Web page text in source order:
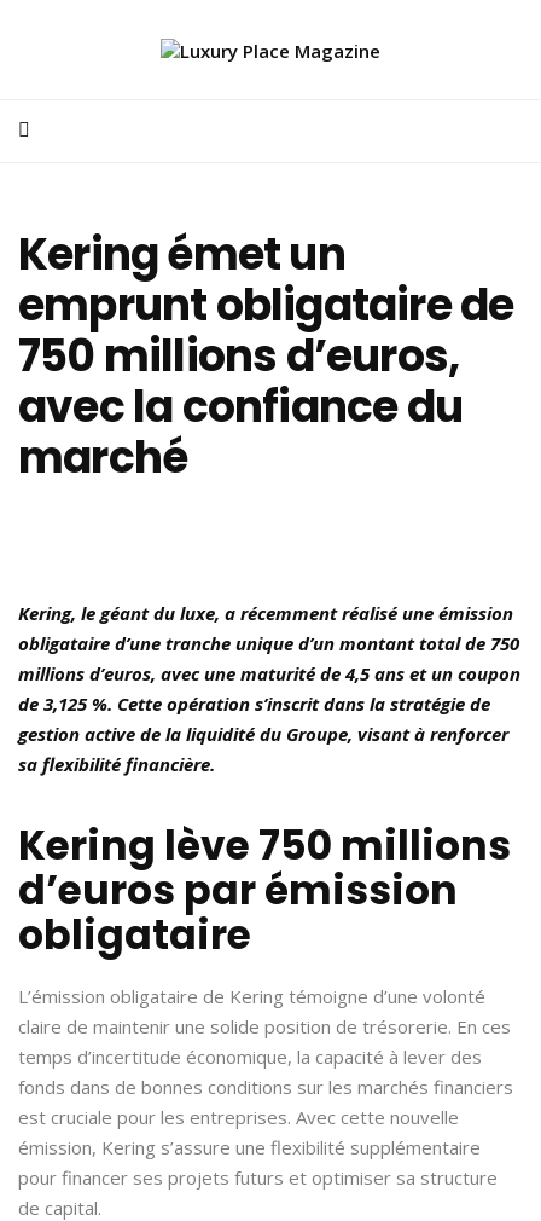
Kering émet un
emprunt obligataire de
750 millions d’euros,
avec la confiance du
marché
Kering, le géant du luxe, a récemment réalisé une émission
obligataire d’une tranche unique d’un montant total de 750
millions d’euros, avec une maturité de 4,5 ans et un coupon
de 3,125 %. Cette opération s’inscrit dans la stratégie de
gestion active de la liquidité du Groupe, visant à renforcer
sa flexibilité financière.
Kering lève 750 millions
d’euros par émission
obligataire
L’émission obligataire de Kering témoigne d’une volonté
claire de maintenir une solide position de trésorerie. En ces
temps d’incertitude économique, la capacité à lever des
fonds dans de bonnes conditions sur les marchés financiers
est cruciale pour les entreprises. Avec cette nouvelle
émission, Kering s’assure une flexibilité supplémentaire
pour financer ses projets futurs et optimiser sa structure
de capital.